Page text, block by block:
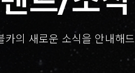
카의 새로운 소식을 안내해